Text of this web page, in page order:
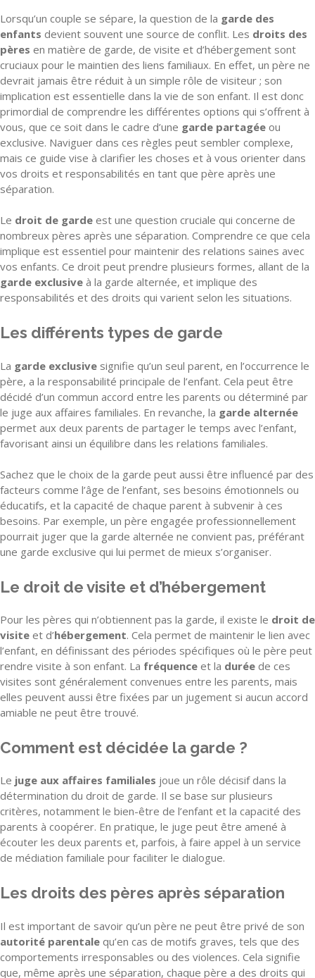
Lorsqu’un couple se sépare, la question de la garde des
enfants devient souvent une source de conflit. Les droits des
pères en matière de garde, de visite et d’hébergement sont
cruciaux pour le maintien des liens familiaux. En effet, un père ne
devrait jamais être réduit à un simple rôle de visiteur ; son
implication est essentielle dans la vie de son enfant. Il est donc
primordial de comprendre les différentes options qui s’offrent à
vous, que ce soit dans le cadre d’une garde partagée ou
exclusive. Naviguer dans ces règles peut sembler complexe,
mais ce guide vise à clarifier les choses et à vous orienter dans
vos droits et responsabilités en tant que père après une
séparation.
Le droit de garde est une question cruciale qui concerne de
nombreux pères après une séparation. Comprendre ce que cela
implique est essentiel pour maintenir des relations saines avec
vos enfants. Ce droit peut prendre plusieurs formes, allant de la
garde exclusive à la garde alternée, et implique des
responsabilités et des droits qui varient selon les situations.
Les différents types de garde
La garde exclusive signifie qu’un seul parent, en l’occurrence le
père, a la responsabilité principale de l’enfant. Cela peut être
décidé d’un commun accord entre les parents ou déterminé par
le juge aux affaires familiales. En revanche, la garde alternée
permet aux deux parents de partager le temps avec l’enfant,
favorisant ainsi un équilibre dans les relations familiales.
Sachez que le choix de la garde peut aussi être influencé par des
facteurs comme l’âge de l’enfant, ses besoins émotionnels ou
éducatifs, et la capacité de chaque parent à subvenir à ces
besoins. Par exemple, un père engagée professionnellement
pourrait juger que la garde alternée ne convient pas, préférant
une garde exclusive qui lui permet de mieux s’organiser.
Le droit de visite et d’hébergement
Pour les pères qui n’obtiennent pas la garde, il existe le droit de
visite et d’hébergement. Cela permet de maintenir le lien avec
l’enfant, en définissant des périodes spécifiques où le père peut
rendre visite à son enfant. La fréquence et la durée de ces
visites sont généralement convenues entre les parents, mais
elles peuvent aussi être fixées par un jugement si aucun accord
amiable ne peut être trouvé.
Comment est décidée la garde ?
Le juge aux affaires familiales joue un rôle décisif dans la
détermination du droit de garde. Il se base sur plusieurs
critères, notamment le bien-être de l’enfant et la capacité des
parents à coopérer. En pratique, le juge peut être amené à
écouter les deux parents et, parfois, à faire appel à un service
de médiation familiale pour faciliter le dialogue.
Les droits des pères après séparation
Il est important de savoir qu’un père ne peut être privé de son
autorité parentale qu’en cas de motifs graves, tels que des
comportements irresponsables ou des violences. Cela signifie
que, même après une séparation, chaque père a des droits qui